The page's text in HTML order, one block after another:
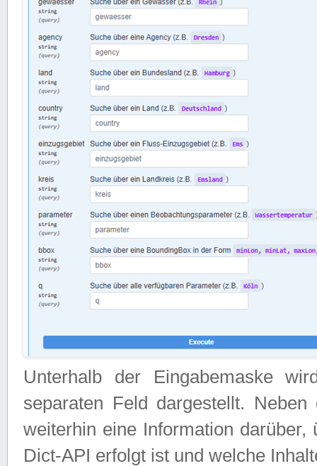
Unterhalb der Eingabemaske
separaten Feld dargestellt.
weiterhin eine Information
Dict-API erfolgt ist und welche